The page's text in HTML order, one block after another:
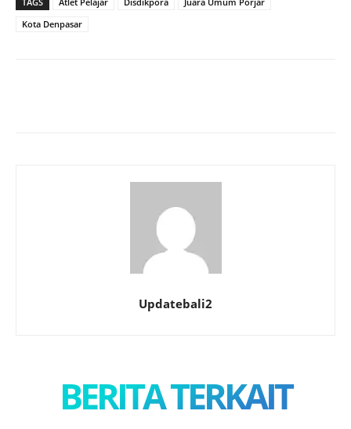
Kota Denpasar
Updatebali2
BERITA TERKAIT